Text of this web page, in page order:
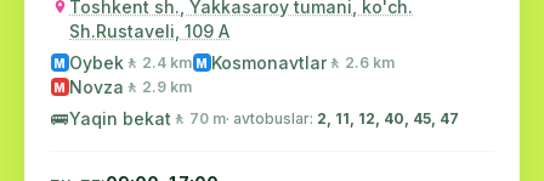
Toshkent sh., Yakkasaroy tumani, ko'ch.
Sh.Rustaveli, 109 A
M Oybek 🚶 2.4 km M Kosmonavtlar 🚶 2.6 km
M Novza 🚶 2.9 km
🚌Yaqin bekat 🚶 70 m· avtobuslar: 2, 11, 12, 40, 45, 47